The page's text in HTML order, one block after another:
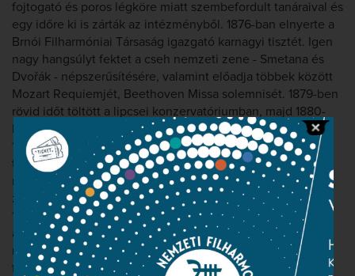
fojtogató és poros légköre miatt szembefordult tanáraival és
egy időre ki is zárták az intézményből. 1876-ban elnyerte a
Brnói Filharmóniai Társaság igazgató karnagyi tisztét. Igen
nagy hangsúlyt fektet a cseh nemzeti zene - Smetana és
Dvořák - népszerűsítésére, valamint előadja többek között
Mozart Requiemjét, Beethoven Missa solemnisét. 1879-ben
rövid időt töltött a lipcsei konzervatóriumban, majd 1880-
ban Bécsben. Saját zenetanítási módszert dolgozott ki,
1882-től elvállalta a brnói orgonaiskola igazgatását (1919-ig
töltötte be ezt a tisztséget). 1883-ban személyes
megismerkedett Antonin Dvořákkal, akihez később a
zeneszerző kolléga haláláig (1904) szoros barátság fűzte.
1890-től a nyelvész Frantiek Barto-sal tudományos
alapossággal elkezdte a cseh folklór feldolgozását. A
népdalok egy részét 1892 és 1901 között zongorakíséretes
formában is feldolgozta. Első átütő sikerét Jenufa című